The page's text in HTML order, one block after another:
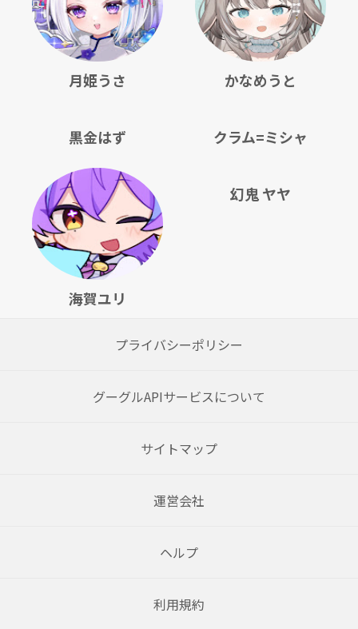
月姫うさ かなめうと
黒金はず クラム=ミシャ
海賀ユリ
幻鬼 ヤヤ
プライバシーポリシー
グーグルAPIサービスについて
サイトマップ
運営会社
ヘルプ
利用規約